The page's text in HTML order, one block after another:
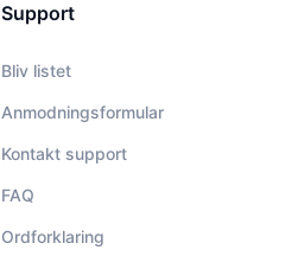
Support
Bliv listet
Anmodningsformular
Kontakt support
FAQ
Ordforklaring